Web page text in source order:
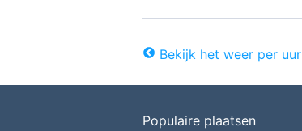
Bekijk het weer per uur
Populaire plaatsen